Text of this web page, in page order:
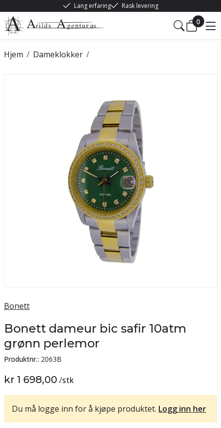
Lang erfaring Rask levering
0
/
Hjem /
Dameklokker
Bonett
Bonett dameur bic safir 10atm
grønn perlemor
Produktnr.: 2063B
kr 1 698,00 /stk
Du må logge inn for å kjøpe produktet. Logg inn her